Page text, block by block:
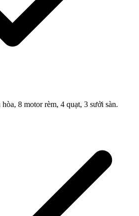
8 motor rèm, 4 quạt, 3 sưởi sàn.